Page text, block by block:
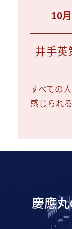
10
井手
すべての
感じられ
慶應